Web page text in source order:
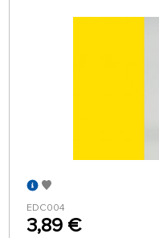
EDC004
3,89 €